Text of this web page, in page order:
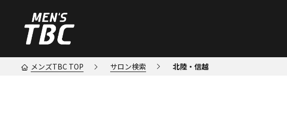
メンズTBC TOP サロン検索 北陸・信越